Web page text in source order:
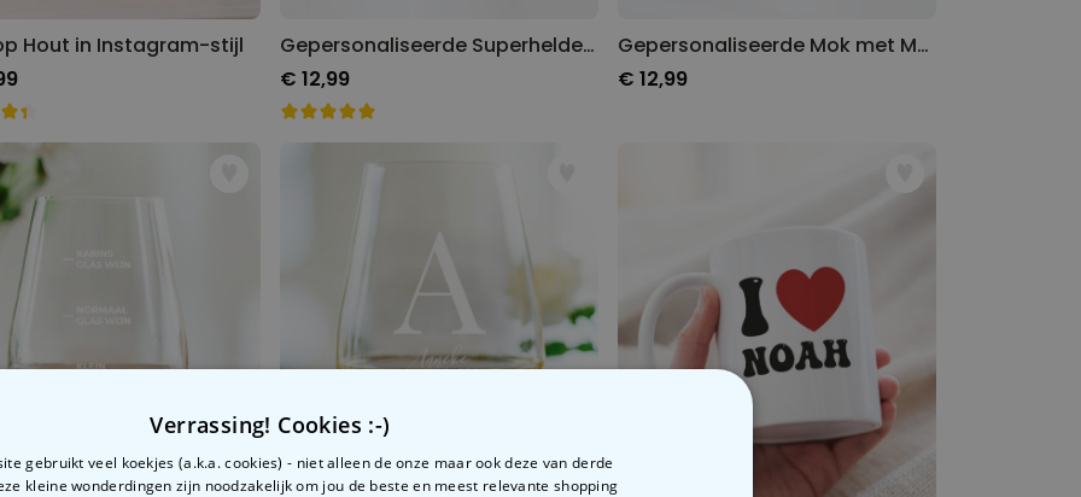
Hout in Instagram-stijl
Gepersonaliseerde Superhelden Mok met Foto Gezicht
€ 12,99
Gepersonaliseerde Mok met Meme
€ 12,99
Verrassing! Cookies :-)
gebruikt veel koekjes (a.k.a. cookies) - niet alleen de onze maar ook deze van derde
kleine wonderdingen zijn noodzakelijk om jou de beste en meest relevante shopping